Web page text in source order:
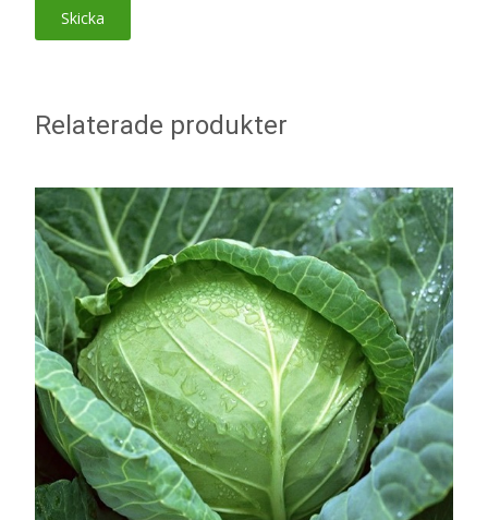
Relaterade produkter